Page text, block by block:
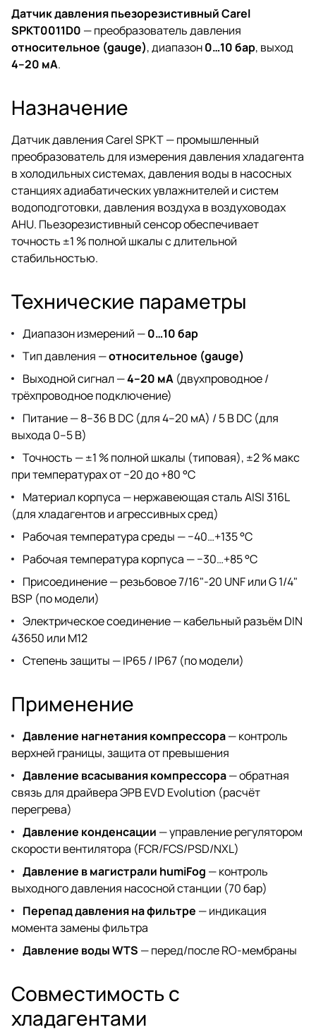
Датчик давления пьезорезистивный Carel
SPKT0011D0 — преобразователь давления
относительное (gauge), диапазон0…10 бар, выход
4–20 мА.
Назначение
Датчик давления Carel SPKT — промышленный
преобразователь для измерения давления хладагента
в холодильных системах, давления воды в насосных
станциях адиабатических увлажнителей и систем
водоподготовки, давления воздуха в воздуховодах
AHU. Пьезорезистивный сенсор обеспечивает
точность ±1 % полной шкалы с длительной
стабильностью.
Технические параметры
Диапазон измерений —0…10 бар
Тип давления —относительное (gauge)
Выходной сигнал —4–20 мА (двухпроводное /
трёхпроводное подключение)
Питание — 8–36 В DC (для 4–20 мА) / 5 В DC (для
выхода 0–5 В)
Точность — ±1 % полной шкалы (типовая), ±2 % макс
при температурах от −20 до +80 °C
Материал корпуса — нержавеющая сталь AISI 316L
(для хладагентов и агрессивных сред)
Рабочая температура среды — −40…+135 °C
Рабочая температура корпуса — −30…+85 °C
Присоединение — резьбовое 7/16"-20 UNF или G 1/4"
BSP (по модели)
Электрическое соединение — кабельный разъём DIN
43650 или M12
Степень защиты — IP65 / IP67 (по модели)
Применение
Давление нагнетания компрессора— контроль
верхней границы, защита от превышения
Давление всасывания компрессора— обратная
связь для драйвера ЭРВ EVD Evolution (расчёт
перегрева)
Давление конденсации — управление регулятором
скорости вентилятора (FCR/FCS/PSD/NXL)
Давление в магистрали humiFog — контроль
выходного давления насосной станции (70 бар)
Перепад давления на фильтре — индикация
момента замены фильтра
Давление воды WTS — перед/после RO-мембраны
Совместимость с
хладагентами